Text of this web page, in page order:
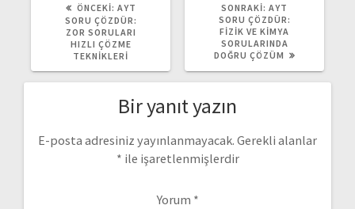
ÖNCEKI: ÖNCEKI
YAZI:
AYT
SORU ÇÖZDÜR:
ZOR SORULARI
HIZLI ÇÖZME
TEKNIKLERI
SONRAKI: SONRAKI
YAZI:
AYT
SORU ÇÖZDÜR:
FIZIK VE KIMYA
SORULARINDA
DOĞRU ÇÖZÜM
Bir yanıt yazın
E-posta adresiniz yayınlanmayacak. Gerekli alanlar
* ile işaretlenmişlerdir
Yorum *